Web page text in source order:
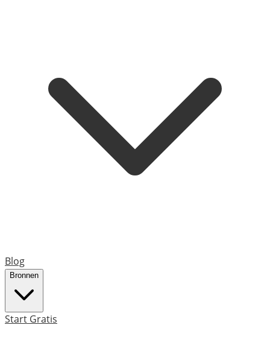
Blog
Bronnen
Start Gratis